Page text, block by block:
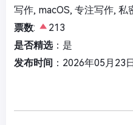
写作, macOS, 专注写作, 私
票数:
213
是否精选：是
发布时间 ：2026年05月23